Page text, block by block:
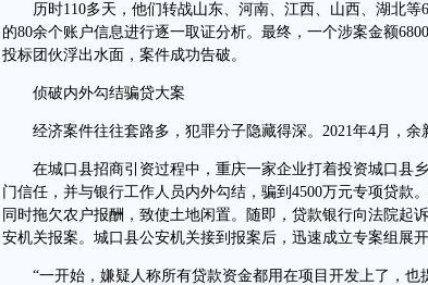
历时110多天，他们转战山东、河南、江西、山西、湖北等
的80余个账户信息进行逐一取证分析。最终，一个涉案金额
投标团伙浮出水面，案件成功告破。
侦破内外勾结骗贷大案
经济案件往往套路多，犯罪分子隐藏得深。2021年4月，余
在城口县招商引资过程中，重庆一家企业打着投资城口县
门信任，并与银行工作人员内外勾结，骗到4500万元专项贷款
同时拖欠农户报酬，致使土地闲置。随即，贷款银行向法院起
安机关报案。城口县公安机关接到报案后，迅速成立专案组展开
“一开始，嫌疑人称所有贷款资金都用在项目开发上了，也